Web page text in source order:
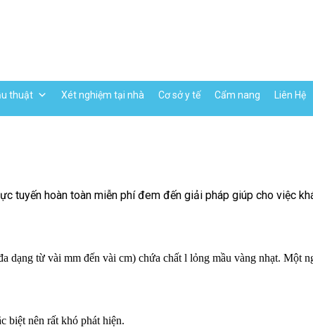
thuật Xét nghiệm tại nhà Cơ sở y tế Cẩm nang Liên Hệ
tuyến hoàn toàn miễn phí đem đến giải pháp giúp cho việc
từ vài mm đến vài cm) chứa chất l lỏng mầu vàng nhạt. Một
nên rất khó phát hiện.